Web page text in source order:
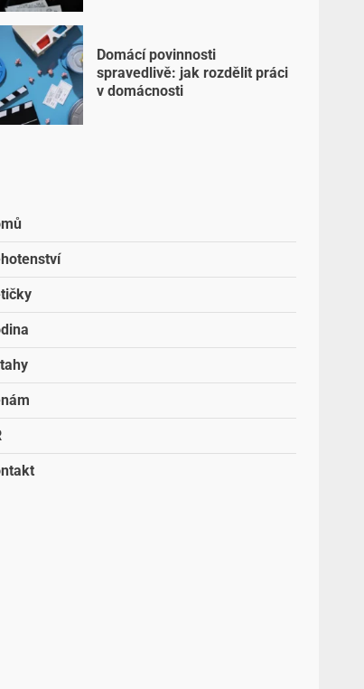
Domácí povinnosti
spravedlivě: jak rozdělit práci
v domácnosti